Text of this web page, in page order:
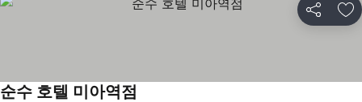
Compartir
순수 호텔 미아역점